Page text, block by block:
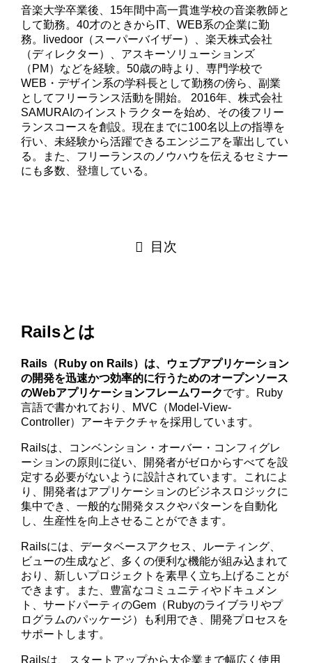
音楽大学卒業後、15年間中高一貫進学校の音楽教師と
して勤務。40才のときからIT、WEB系の企業に勤
務。livedoor（スーパーバイザー）、楽天株式会社
（ディレクター）、アスキーソリューションズ
（PM）などを経験。50歳の時より、専門学校で
WEB・デザイン系の学科長として勤務の傍ら、副業
としてフリーランス活動を開始。 2016年、株式会社
SAMURAIのインストラクターを始め、その後フリー
ランスコースを創設。現在までに100名以上の指導を
行い、未経験から活躍できるエンジニアを輩出してい
る。また、フリーランスのノウハウを伝えるセミナー
にも多数、登壇している。
目次
Railsとは
Rails（Ruby on Rails）は、ウェブアプリケーション
の開発を迅速かつ効率的に行うためのオープンソース
のWebアプリケーションフレームワークです。Ruby
言語で書かれており、MVC（Model-View-
Controller）アーキテクチャを採用しています。
Railsは、コンベンション・オーバー・コンフィグレ
ーションの原則に従い、開発者がゼロからすべてを設
定する必要がないように設計されています。これによ
り、開発者はアプリケーションのビジネスロジックに
集中でき、一般的な開発タスクやパターンを自動化
し、生産性を向上させることができます。
Railsには、データベースアクセス、ルーティング、
ビューの生成など、多くの便利な機能が組み込まれて
おり、新しいプロジェクトを素早く立ち上げることが
できます。また、豊富なコミュニティやドキュメン
ト、サードパーティのGem（Rubyのライブラリやプ
ログラムのパッケージ）も利用でき、開発プロセスを
サポートします。
Railsは、スタートアップから大企業まで幅広く使用